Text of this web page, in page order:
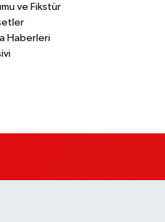
ve Fikstür
Haberleri